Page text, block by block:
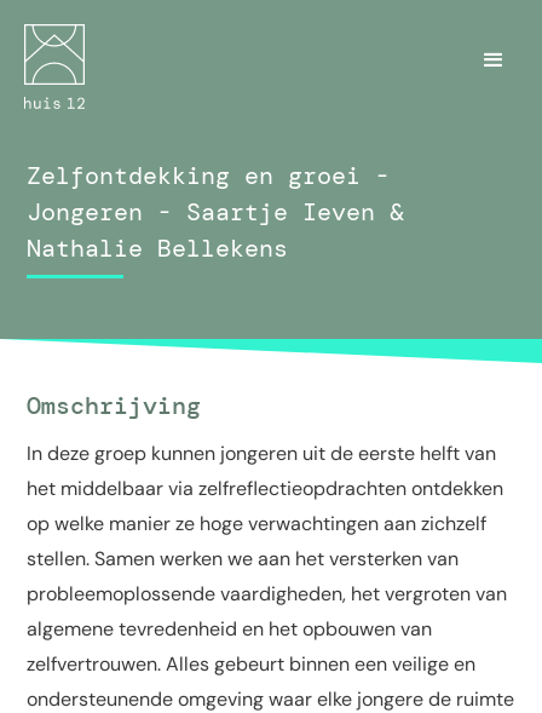
Zelfontdekking en groei -
Jongeren - Saartje Ieven &
Nathalie Bellekens
Omschrijving
In deze groep kunnen jongeren uit de eerste helft van
het middelbaar via zelfreflectieopdrachten ontdekken
op welke manier ze hoge verwachtingen aan zichzelf
stellen. Samen werken we aan het versterken van
probleemoplossende vaardigheden, het vergroten van
algemene tevredenheid en het opbouwen van
zelfvertrouwen. Alles gebeurt binnen een veilige en
ondersteunende omgeving waar elke jongere de ruimte